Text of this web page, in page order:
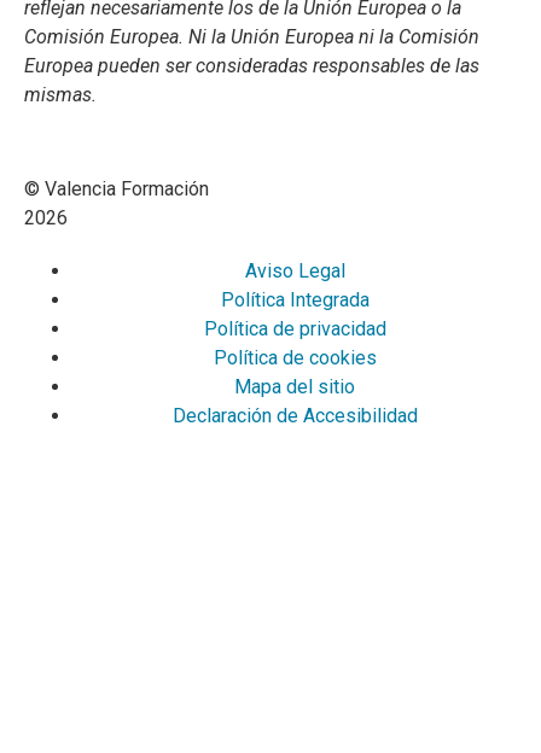
reflejan necesariamente los de la Unión Europea o la
Comisión Europea. Ni la Unión Europea ni la Comisión
Europea pueden ser consideradas responsables de las
mismas.
© Valencia Formación
2026
Aviso Legal
Política Integrada
Política de privacidad
Política de cookies
Mapa del sitio
Declaración de Accesibilidad